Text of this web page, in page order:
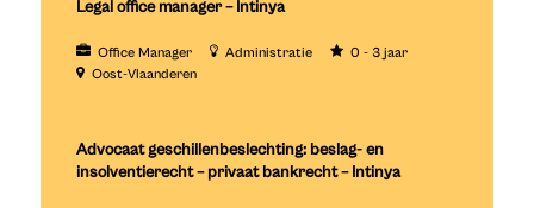
Legal office manager – Intinya
Office Manager Administratie
0 - 3 jaar
Oost-Vlaanderen
Advocaat geschillenbeslechting: beslag- en
insolventierecht – privaat bankrecht – Intinya